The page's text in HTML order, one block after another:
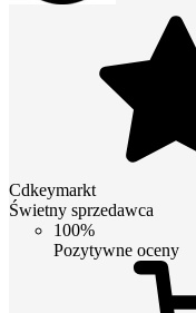
Cdkeymarkt
Świetny sprzedawca
100%
Pozytywne oceny